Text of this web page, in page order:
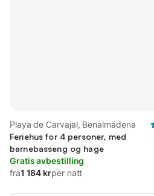
Playa de Carvajal, Benalmádena
Feriehus for 4 personer, med
barnebasseng og hage
Gratis avbestilling
fra1 184 krper natt